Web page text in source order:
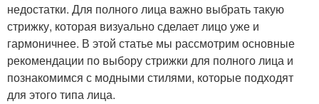
недостатки. Для полного лица важно выбрать такую
стрижку, которая визуально сделает лицо уже и
гармоничнее. В этой статье мы рассмотрим основные
рекомендации по выбору стрижки для полного лица и
познакомимся с модными стилями, которые подходят
для этого типа лица.